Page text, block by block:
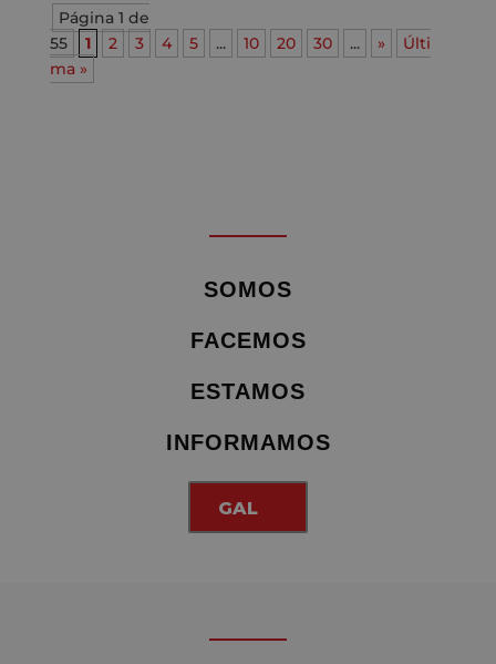
Página 1 de
55
1 2 3 4 5 ... 10 20 30 ... »
Últi
ma »
SOMOS
FACEMOS
ESTAMOS
INFORMAMOS
GAL